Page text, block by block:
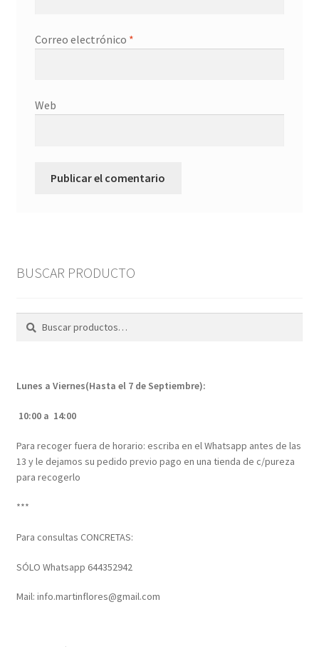
Correo electrónico *
Web
BUSCAR PRODUCTO
Buscar
Buscar
Lunes a Viernes(Hasta el 7 de Septiembre):
10:00 a 14:00
Para recoger fuera de horario: escriba en el Whatsapp antes de las
13 y le dejamos su pedido previo pago en una tienda de c/pureza
para recogerlo
***
Para consultas CONCRETAS:
SÓLO Whatsapp 644352942
Mail: info.martinflores@gmail.com